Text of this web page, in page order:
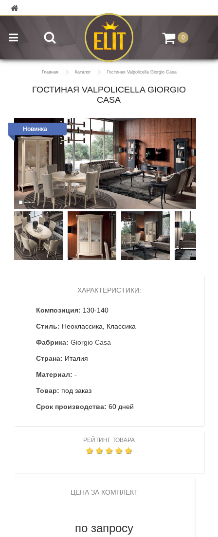
0
Главная Каталог Гостиная Valpolicella Giorgio Casa
ГОСТИНАЯ VALPOLICELLA GIORGIO
CASA
Новинка
ХАРАКТЕРИСТИКИ:
Композиция: 130-140
Стиль: Неоклассика, Классика
Фабрика: Giorgio Casa
Страна: Италия
Материал: -
Товар: под заказ
Срок производства: 60 дней
РЕЙТИНГ ТОВАРА
ЦЕНА ЗА КОМПЛЕКТ
по запросу